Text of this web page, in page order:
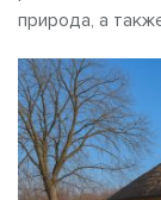
природа, а